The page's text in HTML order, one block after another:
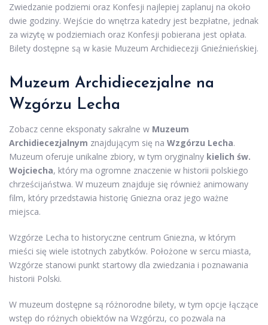
Zwiedzanie podziemi oraz Konfesji najlepiej zaplanuj na około
dwie godziny. Wejście do wnętrza katedry jest bezpłatne, jednak
za wizytę w podziemiach oraz Konfesji pobierana jest opłata.
Bilety dostępne są w kasie Muzeum Archidiecezji Gnieźnieńskiej.
Muzeum Archidiecezjalne na
Wzgórzu Lecha
Zobacz cenne eksponaty sakralne w Muzeum
Archidiecezjalnym znajdującym się na Wzgórzu Lecha.
Muzeum oferuje unikalne zbiory, w tym oryginalny kielich św.
Wojciecha, który ma ogromne znaczenie w historii polskiego
chrześcijaństwa. W muzeum znajduje się również animowany
film, który przedstawia historię Gniezna oraz jego ważne
miejsca.
Wzgórze Lecha to historyczne centrum Gniezna, w którym
mieści się wiele istotnych zabytków. Położone w sercu miasta,
Wzgórze stanowi punkt startowy dla zwiedzania i poznawania
historii Polski.
W muzeum dostępne są różnorodne bilety, w tym opcje łączące
wstęp do różnych obiektów na Wzgórzu, co pozwala na